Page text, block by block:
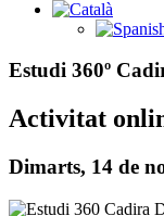
Estudi 360º
Activitat
Dimarts, 14 de